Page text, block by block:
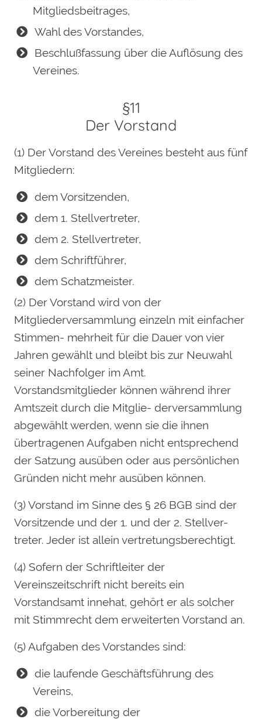
Mitgliedsbeitrages,
Wahl des Vorstandes,
Beschlußfassung über die Auflösung des
Vereines.
§11
Der Vorstand
(1) Der Vorstand des Vereines besteht aus fünf
Mitgliedern:
dem Vorsitzenden,
dem 1. Stellvertreter,
dem 2. Stellvertreter,
dem Schriftführer,
dem Schatzmeister.
(2) Der Vorstand wird von der
Mitgliederversammlung einzeln mit einfacher
Stimmen- mehrheit für die Dauer von vier
Jahren gewählt und bleibt bis zur Neuwahl
seiner Nachfolger im Amt.
Vorstandsmitglieder können während ihrer
Amtszeit durch die Mitglie- derversammlung
abgewählt werden, wenn sie die ihnen
übertragenen Aufgaben nicht entsprechend
der Satzung ausüben oder aus persönlichen
Gründen nicht mehr ausüben können.
(3) Vorstand im Sinne des § 26 BGB sind der
Vorsitzende und der 1. und der 2. Stellver-
treter. Jeder ist allein vertretungsberechtigt.
(4) Sofern der Schriftleiter der
Vereinszeitschrift nicht bereits ein
Vorstandsamt innehat, gehört er als solcher
mit Stimmrecht dem erweiterten Vorstand an.
(5) Aufgaben des Vorstandes sind:
die laufende Geschäftsführung des
Vereins,
die Vorbereitung der